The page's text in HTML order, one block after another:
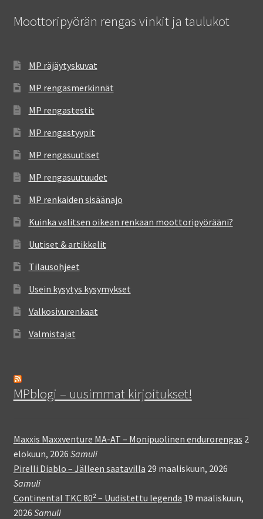
Moottoripyörän rengas vinkit ja taulukot
MP räjäytyskuvat
MP rengasmerkinnät
MP rengastestit
MP rengastyypit
MP rengasuutiset
MP rengasuutuudet
MP renkaiden sisäänajo
Kuinka valitsen oikean renkaan moottoripyörääni?
Uutiset & artikkelit
Tilausohjeet
Usein kysytys kysymykset
Valkosivurenkaat
Valmistajat
MPblogi – uusimmat kirjoitukset!
Maxxis Maxxventure MA-AT – Monipuolinen endurorengas 2
elokuun, 2026 Samuli
Pirelli Diablo – Jälleen saatavilla 29 maaliskuun, 2026
Samuli
Continental TKC 80² – Uudistettu legenda 19 maaliskuun,
2026 Samuli